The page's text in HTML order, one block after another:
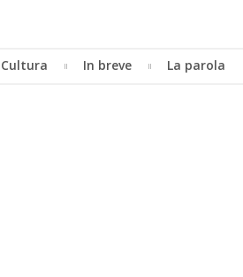
Cultura In breve La parola